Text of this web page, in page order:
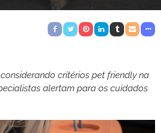
critérios pet friendly na
alertam para os cuidados